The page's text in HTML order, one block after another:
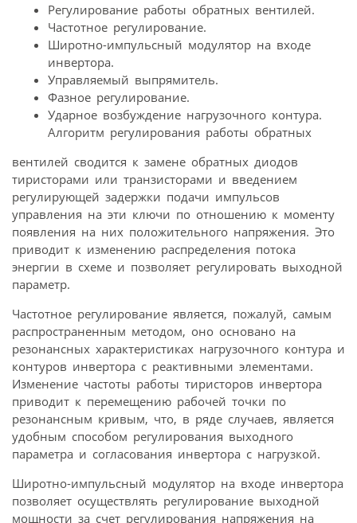
Регулирование работы обратных вентилей.
Частотное регулирование.
Широтно-импульсный модулятор на входе
инвертора.
Управляемый выпрямитель.
Фазное регулирование.
Ударное возбуждение нагрузочного контура.
Алгоритм регулирования работы обратных
вентилей сводится к замене обратных диодов
тиристорами или транзисторами и введением
регулирующей задержки подачи импульсов
управления на эти ключи по отношению к моменту
появления на них положительного напряжения. Это
приводит к изменению распределения потока
энергии в схеме и позволяет регулировать выходной
параметр.
Частотное регулирование является, пожалуй, самым
распространенным методом, оно основано на
резонансных характеристиках нагрузочного контура и
контуров инвертора с реактивными элементами.
Изменение частоты работы тиристоров инвертора
приводит к перемещению рабочей точки по
резонансным кривым, что, в ряде случаев, является
удобным способом регулирования выходного
параметра и согласования инвертора с нагрузкой.
Широтно-импульсный модулятор на входе инвертора
позволяет осуществлять регулирование выходной
мощности за счет регулирования напряжения на